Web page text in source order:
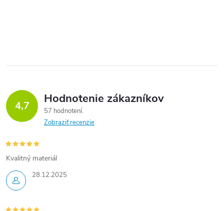
4,7 Hodnotenie zákazníkov
57 hodnotení
Zobraziť recenzie
28.12.2025
Kvalitný materiál